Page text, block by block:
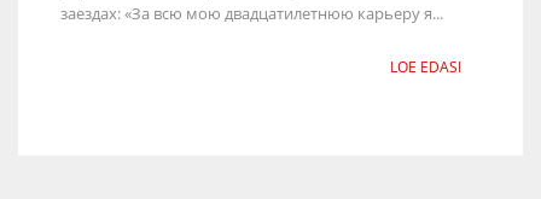
заездах: «За всю мою двадцатилетнюю карьеру я...
LOE EDASI